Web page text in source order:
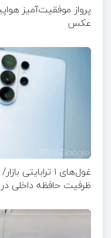
پرواز موفقیت‌آمیز
عکس
غول‌های ۱
ظرفیت حافظه داخلی در